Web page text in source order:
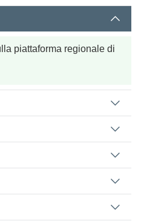
piattaforma regionale di